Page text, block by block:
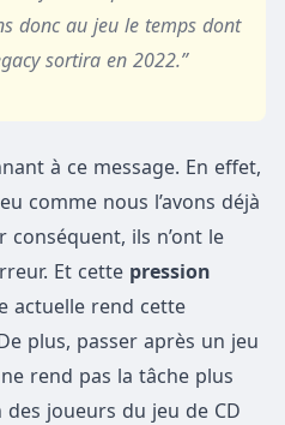
donc au jeu le temps dont
sortira en 2022.”
à ce message. En effet,
comme nous l’avons déjà
conséquent, ils n’ont le
Et cette pression
actuelle rend cette
plus, passer après un jeu
ne rend pas la tâche plus
joueurs du jeu de CD